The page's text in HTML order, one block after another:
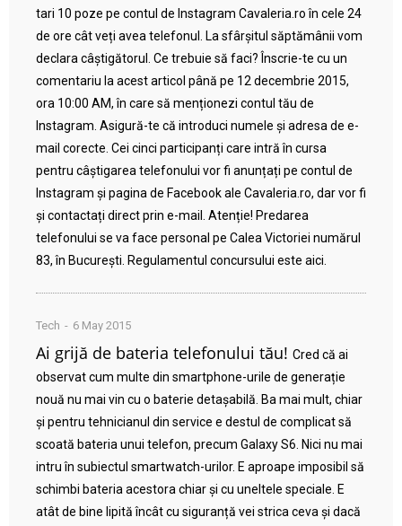
tari 10 poze pe contul de Instagram Cavaleria.ro în cele 24
de ore cât veți avea telefonul. La sfârșitul săptămânii vom
declara câștigătorul. Ce trebuie să faci? Înscrie-te cu un
comentariu la acest articol până pe 12 decembrie 2015,
ora 10:00 AM, în care să menționezi contul tău de
Instagram. Asigură-te că introduci numele și adresa de e-
mail corecte. Cei cinci participanți care intră în cursa
pentru câștigarea telefonului vor fi anunțați pe contul de
Instagram și pagina de Facebook ale Cavaleria.ro, dar vor fi
și contactați direct prin e-mail. Atenție! Predarea
telefonului se va face personal pe Calea Victoriei numărul
83, în București. Regulamentul concursului este aici.
Tech 6 May 2015
Ai grijă de bateria telefonului tău! Cred că ai
observat cum multe din smartphone-urile de generație
nouă nu mai vin cu o baterie detașabilă. Ba mai mult, chiar
și pentru tehnicianul din service e destul de complicat să
scoată bateria unui telefon, precum Galaxy S6. Nici nu mai
intru în subiectul smartwatch-urilor. E aproape imposibil să
schimbi bateria acestora chiar și cu uneltele speciale. E
atât de bine lipită încât cu siguranță vei strica ceva și dacă